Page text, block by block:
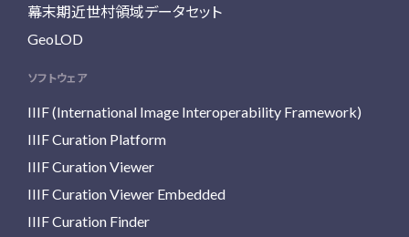
幕末期近世村領域データセット
GeoLOD
ソフトウェア
IIIF (International Image Interoperability Framework)
IIIF Curation Platform
IIIF Curation Viewer
IIIF Curation Viewer Embedded
IIIF Curation Finder